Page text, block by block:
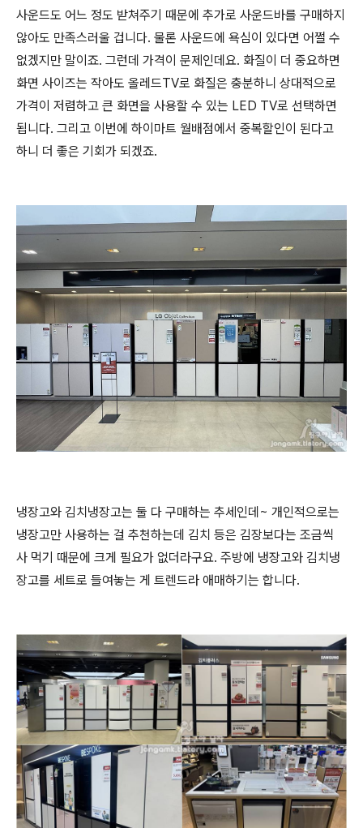
사운드도 어느 정도 받쳐주기 때문에 추가로 사운드바를 구매하지
않아도 만족스러울 겁니다. 물론 사운드에 욕심이 있다면 어쩔 수
없겠지만 말이죠. 그런데 가격이 문제인데요. 화질이 더 중요하면
화면 사이즈는 작아도 올레드TV로 화질은 충분하니 상대적으로
가격이 저렴하고 큰 화면을 사용할 수 있는 LED TV로 선택하면
됩니다. 그리고 이번에 하이마트 월배점에서 중복할인이 된다고
하니 더 좋은 기회가 되겠죠.
냉장고와 김치냉장고는 둘 다 구매하는 추세인데~ 개인적으로는
냉장고만 사용하는 걸 추천하는데 김치 등은 김장보다는 조금씩
사 먹기 때문에 크게 필요가 없더라구요. 주방에 냉장고와 김치냉
장고를 세트로 들여놓는 게 트렌드라 애매하기는 합니다.